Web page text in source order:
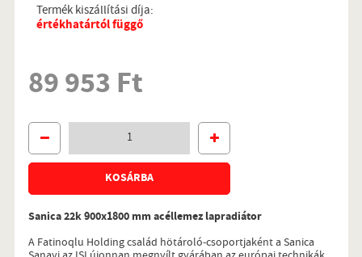
Termék kiszállítási díja:
értékhatártól függő
89 953 Ft
KOSÁRBA
Sanica 22k 900x1800 mm acéllemez lapradiátor
A Fatinoqlu Holding család hötároló-csoportjaként a Sanica